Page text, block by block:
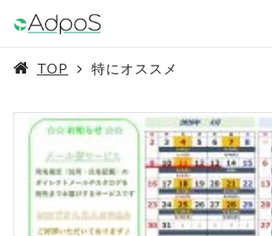
TOP 特にオススメ